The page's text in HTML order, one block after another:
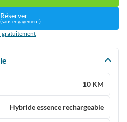
Réserver
(sans engagement)
gratuitement
10 KM
Hybride essence rechargeable